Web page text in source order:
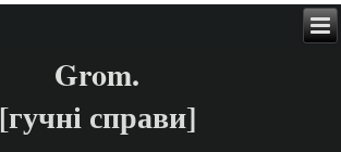
Grom.
[гучні справи]